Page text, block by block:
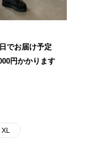
でお届け予定
円かかります
XL